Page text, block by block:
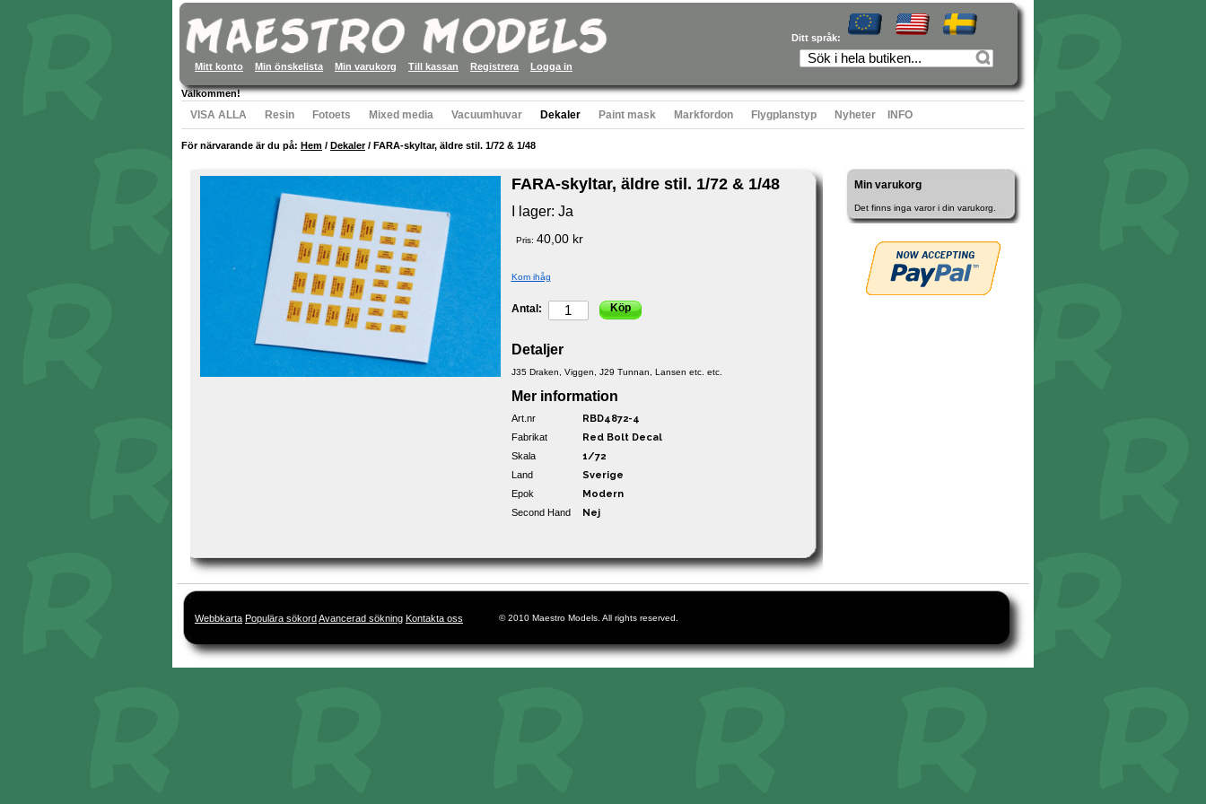
Ditt språk:
Mitt konto Min önskelista Min varukorg Till kassan Registrera Logga in
Välkommen!
VISA ALLA Resin Fotoets Mixed media Vacuumhuvar Dekaler Paint mask Markfordon Flygplanstyp Nyheter INFO
För närvarande är du på: Hem / Dekaler/ FARA-skyltar, äldre stil. 1/72 & 1/48
FARA-skyltar, äldre stil. 1/72 & 1/48
I lager: Ja
Pris: 40,00 kr
Kom ihåg
Antal: Köp
Detaljer
J35 Draken, Viggen, J29 Tunnan, Lansen etc. etc.
Mer information
Art.nr RBD4872-4
Fabrikat Red Bolt Decal
Skala 1/72
Land Sverige
Epok Modern
Second Hand Nej
Min varukorg
Det finns inga varor i din varukorg.
Webbkarta Populära sökordAvancerad sökning Kontakta oss © 2010 Maestro Models. All rights reserved.